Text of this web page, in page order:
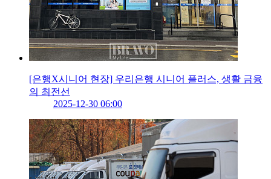
[은행X시니어 현장] 우리은행 시니어 플러스, 생활 금융
의 최전선
2025-12-30 06:00